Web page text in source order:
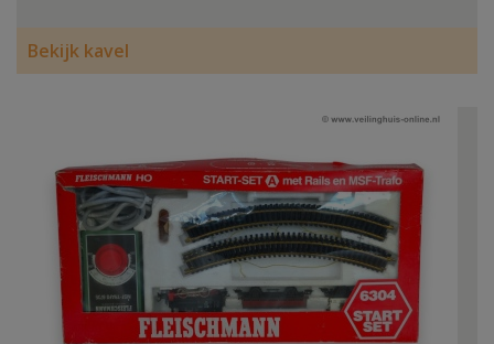
Bekijk kavel